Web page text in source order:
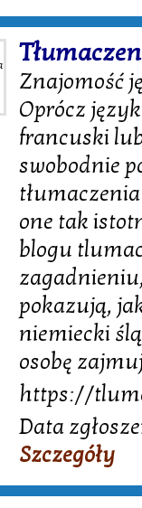
Znajomość
Oprócz
francuski
swobodnie
one tak
blogu
pokazują,
niemiecki
osobę
https://
Data
Szczegóły